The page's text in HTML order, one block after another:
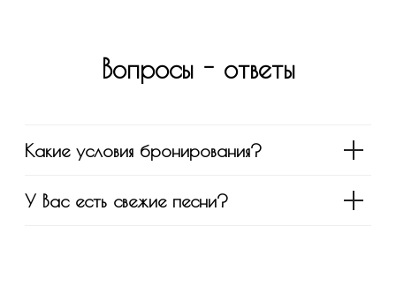
Вопросы - ответы
Какие условия бронирования?
У Вас есть свежие песни?